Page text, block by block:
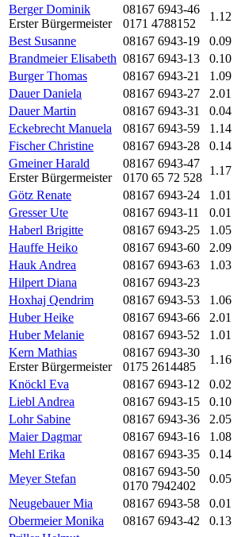
Berger Dominik
Erster Bürgermeister
08167 6943-46
0171 4788152
1.12
Best Susanne
08167 6943-19 0.09
Brandmeier Elisabeth 08167 6943-13 0.10
Burger Thomas
08167 6943-21 1.09
Dauer Daniela
08167 6943-27 2.01
Dauer Martin
08167 6943-31 0.04
Eckebrecht Manuela
08167 6943-59 1.14
Fischer Christine
08167 6943-28 0.14
Gmeiner Harald
Erster Bürgermeister
08167 6943-47
0170 65 72 528
1.17
Götz Renate
08167 6943-24 1.01
Gresser Ute
08167 6943-11 0.01
Haberl Brigitte
08167 6943-25 1.05
Hauffe Heiko
08167 6943-60 2.09
Hauk Andrea
08167 6943-63 1.03
Hilpert Diana
08167 6943-23
Hoxhaj Qendrim
08167 6943-53 1.06
Huber Heike
08167 6943-66 2.01
Huber Melanie
08167 6943-52 1.01
Kern Mathias
Erster Bürgermeister
08167 6943-30
0175 2614485
1.16
Knöckl Eva
08167 6943-12 0.02
Liebl Andrea
08167 6943-15 0.10
Lohr Sabine
08167 6943-36 2.05
Maier Dagmar
08167 6943-16 1.08
Mehl Erika
08167 6943-35 0.14
Meyer Stefan
08167 6943-50
0170 7942402
0.05
Neugebauer Mia
08167 6943-58 0.01
Obermeier Monika
08167 6943-42 0.13